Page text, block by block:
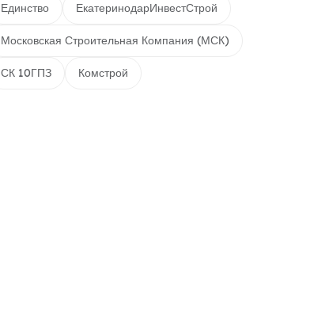
Единство ЕкатеринодарИнвестСтрой
Московская Строительная Компания (МСК)
СК 10ГПЗ Комстрой